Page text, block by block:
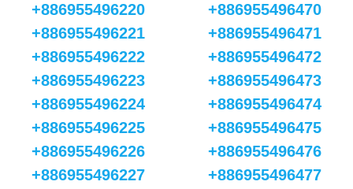
+886955496220
+886955496221
+886955496222
+886955496223
+886955496224
+886955496225
+886955496226
+886955496227
+886955496470
+886955496471
+886955496472
+886955496473
+886955496474
+886955496475
+886955496476
+886955496477